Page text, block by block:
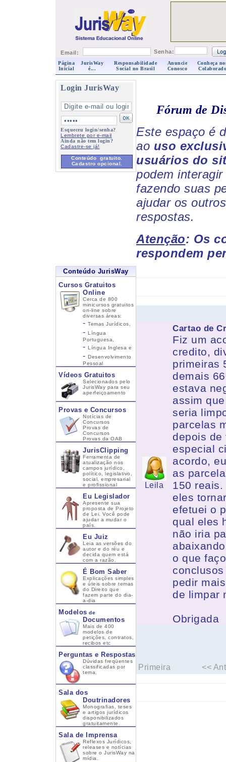
Email: Senha:
Página
Inicial
JurisWay
é...
Responsabilidade
Social no Brasil
Anuncie
Conosco
Conheça
Login JurisWay
Esqueceu login/senha?
Lembrete por e-mail
Ainda não tem login?
Cadastre-se já!
Conteúdo gratuito.
Cadastro opcional.
Conteúdo JurisWay
Cursos Gratuitos
Online
Cerca de 800
minicursos gratuitos
on-line sobre
diversas áreas:
- Temas Jurídicos,
- Língua
Portuguesa,
- Língua Inglesa e
- Desenvolvimento
Pessoal
Vídeos Gratuitos
Selecionados pelo
JurisWay para seu
aperfeiçoamento
Provas e Concursos
Notícias de
Concursos
Provas de
Concursos
Provas da OAB
JurisClipping
Ferramenta de
atualização nos
campos jurídico,
político, legislativo,
social, empresarial
e profissional
Eu Legislador
Apresente sua
proposta de Projeto
de Lei. Você pode
ajudar a mudar o
país.
Eu Juiz
Leia as versões do
autor e do réu e
decida quem está
com a razão.
É Bom Saber
Explicações simples
e úteis sobre temas
do Direito que
fazem parte do dia-
a-dia
Modelos de
Documentos
Mais de 400
modelos de
petições, contratos,
recibos etc
Perguntas e Respostas
Dúvidas freqüentes
classificadas por
tema.
Sala dos
Doutrinadores
Monografias, teses
e artigos jurídicos
disponibilizados
gratuitamente.
Sala de Imprensa
Reflexos Jurídicos,
releases e notícias
sobre o JurisWay na
mídia.
Fórum de
Este espaço é
ao uso
usuários do
podem
fazendo suas
ajudar os
respostas.
Atenção: Os
respondem
Leila
Cartao de
Fiz um
credito,
primeiras
demais
estava
assim
seria
parcelas
depois de
especial
acordo,
as
150
eles
efetuei o
qual eles
não iria
o que
pedir
de limpar
Obrigada
Primeira <<